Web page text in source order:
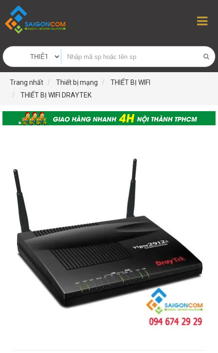
Trang nhất Thiết bị mạng
THIẾT BỊ WIFI
THIẾT BỊ WIFI DRAYTEK